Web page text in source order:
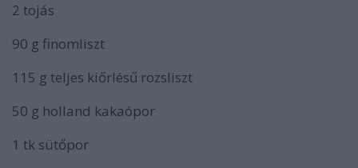
2 tojás
90 g finomliszt
115 g teljes kiőrlésű rozsliszt
50 g holland kakaópor
1 tk sütőpor